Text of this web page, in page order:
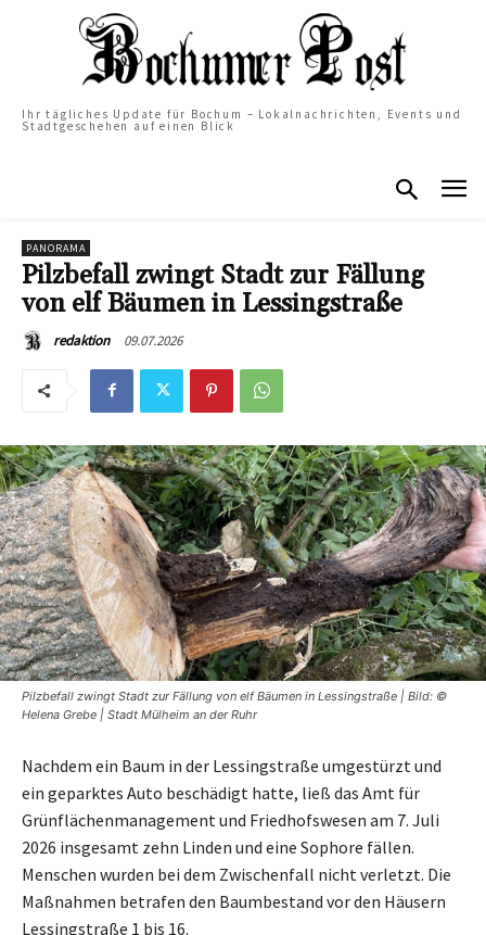
Ihr tägliches Update für Bochum – Lokalnachrichten, Events und
Stadtgeschehen auf einen Blick
PANORAMA
Pilzbefall zwingt Stadt zur Fällung
von elf Bäumen in Lessingstraße
redaktion 09.07.2026
Pilzbefall zwingt Stadt zur Fällung von elf Bäumen in Lessingstraße | Bild: ©
Helena Grebe | Stadt Mülheim an der Ruhr
Nachdem ein Baum in der Lessingstraße umgestürzt und
ein geparktes Auto beschädigt hatte, ließ das Amt für
Grünflächenmanagement und Friedhofswesen am 7. Juli
2026 insgesamt zehn Linden und eine Sophore fällen.
Menschen wurden bei dem Zwischenfall nicht verletzt. Die
Maßnahmen betrafen den Baumbestand vor den Häusern
Lessingstraße 1 bis 16.